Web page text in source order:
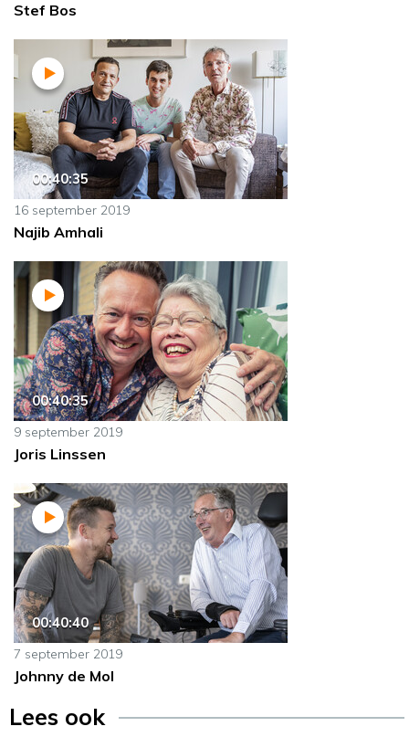
Stef Bos
00:40:35
16 september 2019
Najib Amhali
00:40:35
9 september 2019
Joris Linssen
00:40:40
7 september 2019
Johnny de Mol
Lees ook